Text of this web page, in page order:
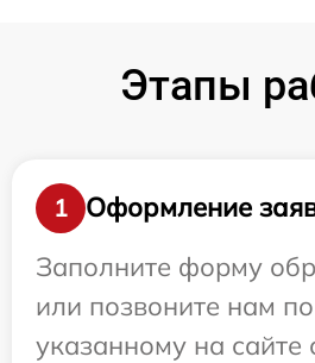
Этапы
1
Оформление
Заполните форму
или позвоните нам
указанному на сайте